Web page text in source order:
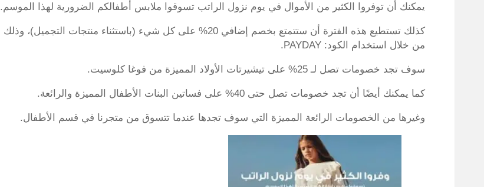
يمكنك أن توفروا الكثير من الأموال في يوم نزول الراتب تسوقوا ملابس أطفالكم الضرورية لهذا الموسم.
كذلك تستطيع هذه الفترة أن ستتمتع بخصم إضافي 20% على كل شيء (باستثناء منتجات التجميل)، وذلك
من خلال استخدام الكود: PAYDAY.
سوف تجد خصومات تصل لـ 25% على تيشيرتات الأولاد المميزة من فوغا كلوسيت.
كما يمكنك أيضًا أن تجد خصومات تصل حتى 40% على فساتين البنات الأطفال المميزة والرائعة.
وغيرها من الخصومات الرائعة المميزة التي سوف تجدها عندما تتسوق من متجرنا في قسم الأطفال.